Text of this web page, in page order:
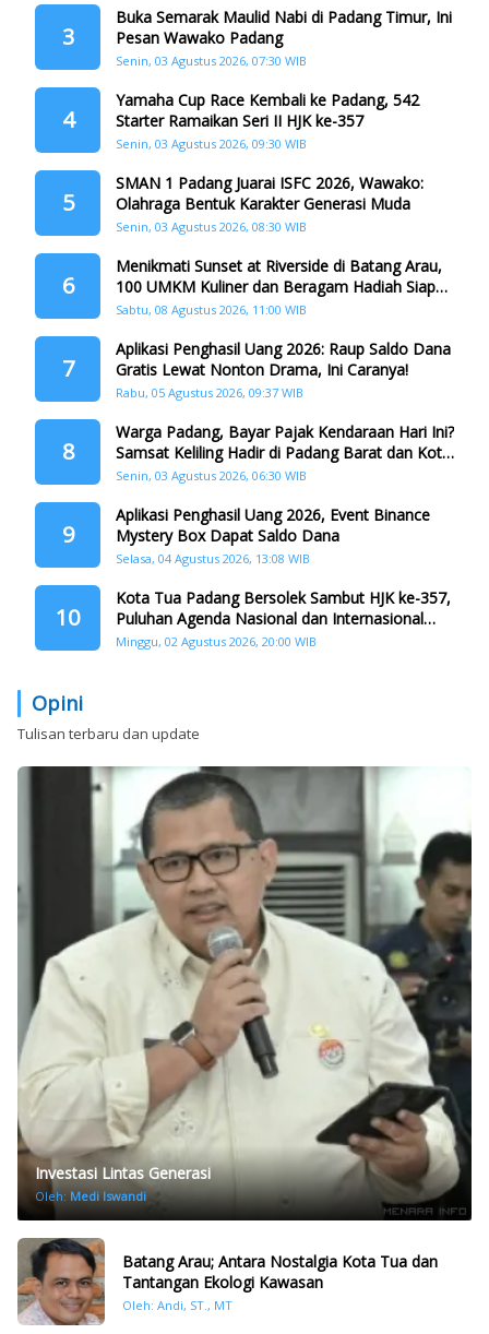
3
Buka Semarak Maulid Nabi di Padang Timur, Ini
Pesan Wawako Padang
Senin, 03 Agustus 2026, 07:30 WIB
4
Yamaha Cup Race Kembali ke Padang, 542
Starter Ramaikan Seri II HJK ke-357
Senin, 03 Agustus 2026, 09:30 WIB
5
SMAN 1 Padang Juarai ISFC 2026, Wawako:
Olahraga Bentuk Karakter Generasi Muda
Senin, 03 Agustus 2026, 08:30 WIB
6
Menikmati Sunset at Riverside di Batang Arau,
100 UMKM Kuliner dan Beragam Hadiah Siap
Memanjakan Warga di Momen HJK Padang
Sabtu, 08 Agustus 2026, 11:00 WIB
7
Aplikasi Penghasil Uang 2026: Raup Saldo Dana
Gratis Lewat Nonton Drama, Ini Caranya!
Rabu, 05 Agustus 2026, 09:37 WIB
8
Warga Padang, Bayar Pajak Kendaraan Hari Ini?
Samsat Keliling Hadir di Padang Barat dan Koto
Tangah
Senin, 03 Agustus 2026, 06:30 WIB
9
Aplikasi Penghasil Uang 2026, Event Binance
Mystery Box Dapat Saldo Dana
Selasa, 04 Agustus 2026, 13:08 WIB
10
Kota Tua Padang Bersolek Sambut HJK ke-357,
Puluhan Agenda Nasional dan Internasional
Siap Digelar
Minggu, 02 Agustus 2026, 20:00 WIB
Opini
Tulisan terbaru dan update
Investasi Lintas Generasi
Oleh: Medi Iswandi
Batang Arau; Antara Nostalgia Kota Tua dan
Tantangan Ekologi Kawasan
Oleh: Andi, ST., MT